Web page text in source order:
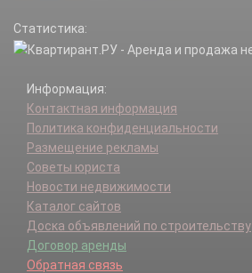
Статистика:
Информация:
Контактная информация
Политика конфиденциальности
Размещение рекламы
Советы юриста
Новости недвижимости
Каталог сайтов
Доска объявлений по строительству
Договор аренды
Обратная связь